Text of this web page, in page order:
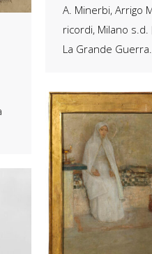
A. Minerbi, Arrigo
ricordi, Milano
La Grande